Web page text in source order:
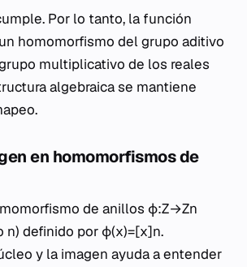
Por lo tanto, la función
homomorfismo del grupo aditivo
multiplicativo de los reales
algebraica se mantiene
en homomorfismos de
de anillos ϕ:Z→Zn​
n) definido por ϕ(x)=[x]n​.
y la imagen ayuda a entender